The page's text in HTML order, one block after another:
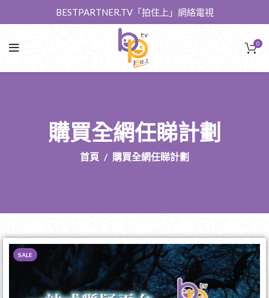
BESTPARTNER.TV「拍住上」網絡電視
0
購買全網任睇計劃
首頁 購買全網任睇計劃
SALE